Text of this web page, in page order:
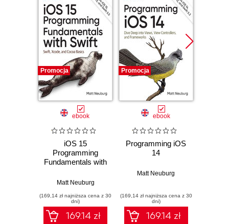
Promocja
ebook
iOS 15
Programming
Fundamentals with
Matt Neuburg
(169,14 zł najniższa cena z 30
dni)
169.14 zł
Promocja
ebook
Programming iOS
14
Matt Neuburg
(169,14 zł najniższa cena z 30
dni)
169.14 zł